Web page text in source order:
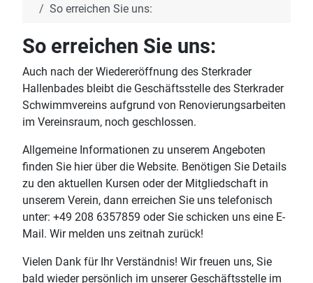
So erreichen Sie uns:
So erreichen Sie uns:
Auch nach der Wiedereröffnung des Sterkrader
Hallenbades bleibt die Geschäftsstelle des Sterkrader
Schwimmvereins aufgrund von Renovierungsarbeiten
im Vereinsraum, noch geschlossen.
Allgemeine Informationen zu unserem Angeboten
finden Sie hier über die Website. Benötigen Sie Details
zu den aktuellen Kursen oder der Mitgliedschaft in
unserem Verein, dann erreichen Sie uns telefonisch
unter: +49 208 6357859 oder Sie schicken uns eine E-
Mail. Wir melden uns zeitnah zurück!
Vielen Dank für Ihr Verständnis! Wir freuen uns, Sie
bald wieder persönlich im unserer Geschäftsstelle im